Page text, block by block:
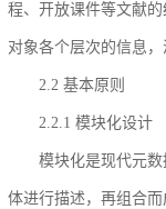
程、开放课件等文献
对象各个层次的信息
2.2 基本原则
2.2.1 模块化设计
模块化是现代元
体进行描述，再组合